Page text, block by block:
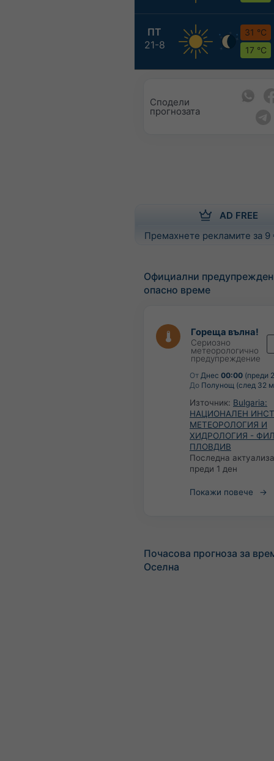
ПТ
21-8
31 °C
17 °C
Сподели
прогнозата
AD FREE
Премахнете рекламите за
Официални
опасно време
Гореща вълна!
Сериозно
метеорологично
предупреждение
От Днес 00:00 (преди
До Полунощ (след 32
Източник: Bulgaria:
НАЦИОНАЛЕН
МЕТЕОРОЛОГИЯ И
ХИДРОЛОГИЯ -
ПЛОВДИВ
Последна
преди 1 ден
Покажи повече
Почасова прогноза за
Оселна